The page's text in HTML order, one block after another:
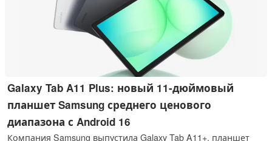
Galaxy Tab A11 Plus: новый 11-дюймовый
планшет Samsung среднего ценового
диапазона с Android 16
Компания Samsung выпустила Galaxy Tab A11+, планшет